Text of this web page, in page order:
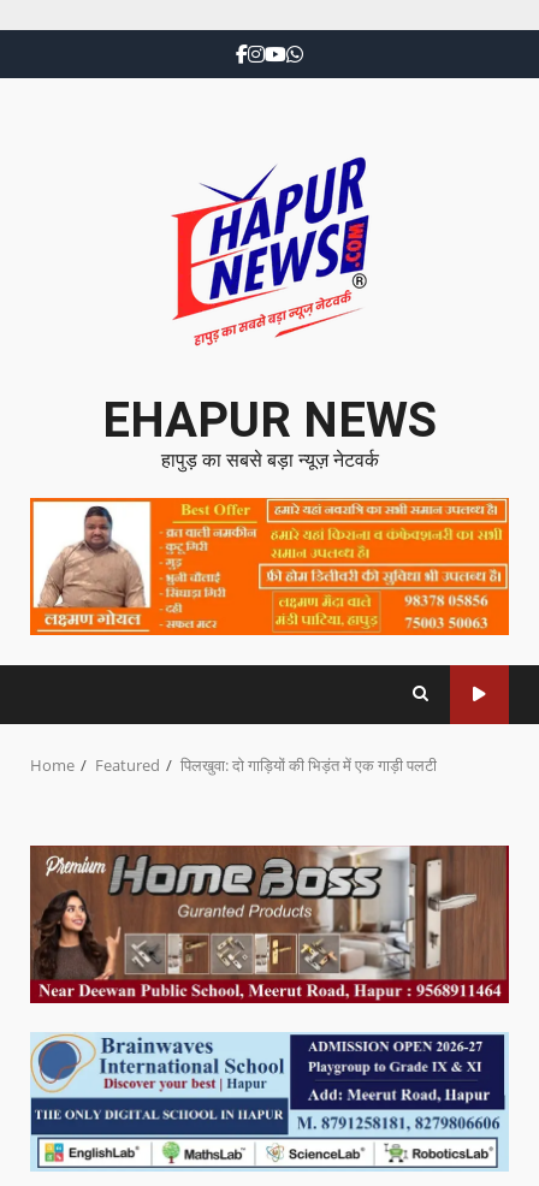
EHAPUR NEWS
हापुड़ का सबसे बड़ा न्यूज़ नेटवर्क
Home Featured पिलखुवा: दो गाड़ियों की भिड़ंत में एक गाड़ी पलटी